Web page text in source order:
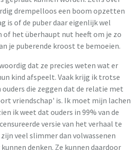
drempelloos een boom opzetten
is of de puber daar eigenlijk wel
of het überhaupt nut heeft om je zo
je puberende kroost te bemoeien.
dat ze precies weten wat er
kind afspeelt. Vaak krijg ik trotse
die zeggen dat de relatie met
vriendschap' is. Ik moet mijn lachen
ik weet dat ouders in 99% van de
versie van het verhaal te
veel slimmer dan volwassenen
denken. Ze kunnen daardoor